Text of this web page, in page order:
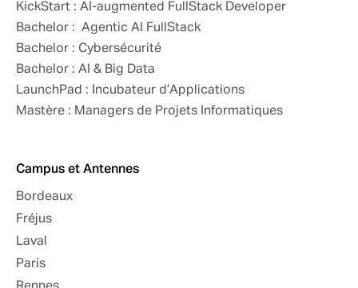
KickStart : AI-augmented FullStack Developer
Bachelor : Agentic AI FullStack
Bachelor : Cybersécurité
Bachelor : AI & Big Data
LaunchPad : Incubateur d’Applications
Mastère : Managers de Projets Informatiques
Campus et Antennes
Bordeaux
Fréjus
Laval
Paris